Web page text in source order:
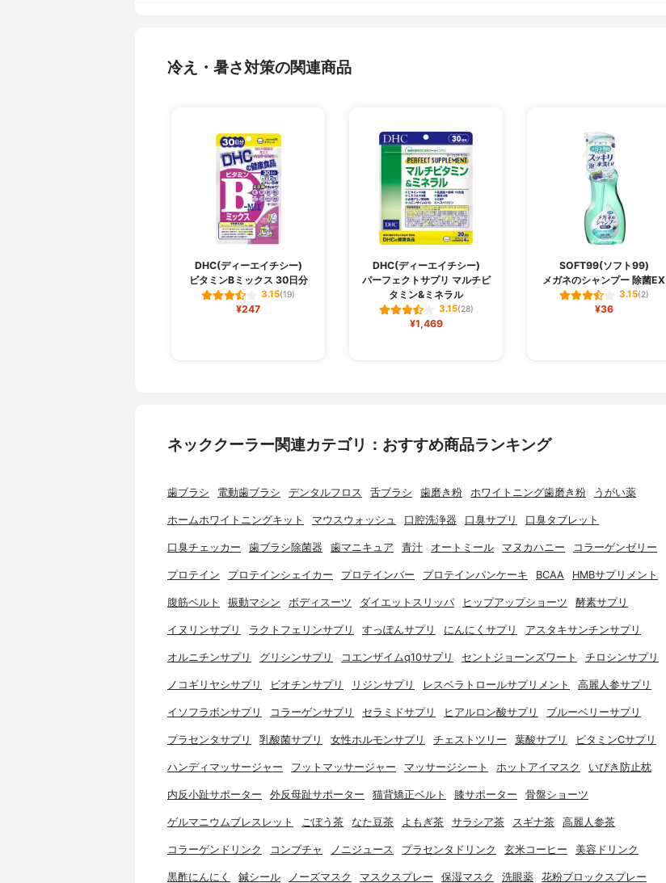
冷え・暑さ対策の関連商品
DHC(ディーエイチシー)
ビタミンBミックス 30日分
3.15(19)
¥247
DHC(ディーエイチシー)
パーフェクトサプリ マルチビ
タミン&ミネラル
3.15(28)
¥1,469
SOFT99(ソフト99)
メガネのシャンプー 除菌EX
3.15(2)
¥36
ネッククーラー関連カテゴリ：おすすめ商品ランキング
歯ブラシ 電動歯ブラシ デンタルフロス 舌ブラシ 歯磨き粉 ホワイトニング歯磨き粉 うがい薬
ホームホワイトニングキット マウスウォッシュ 口腔洗浄器 口臭サプリ 口臭タブレット
口臭チェッカー 歯ブラシ除菌器 歯マニキュア 青汁 オートミール マヌカハニー コラーゲンゼリー
プロテイン プロテインシェイカー プロテインバー プロテインパンケーキ BCAA HMBサプリメント
腹筋ベルト 振動マシン ボディスーツ ダイエットスリッパ ヒップアップショーツ 酵素サプリ
イヌリンサプリ ラクトフェリンサプリ すっぽんサプリ にんにくサプリ アスタキサンチンサプリ
オルニチンサプリ グリシンサプリ コエンザイムq10サプリ セントジョーンズワート チロシンサプリ
ノコギリヤシサプリ ビオチンサプリ リジンサプリ レスベラトロールサプリメント 高麗人参サプリ
イソフラボンサプリ コラーゲンサプリ セラミドサプリ ヒアルロン酸サプリ ブルーベリーサプリ
プラセンタサプリ 乳酸菌サプリ 女性ホルモンサプリ チェストツリー 葉酸サプリ ビタミンCサプリ
ハンディマッサージャー フットマッサージャー マッサージシート ホットアイマスク いびき防止枕
内反小趾サポーター 外反母趾サポーター 猫背矯正ベルト 膝サポーター 骨盤ショーツ
ゲルマニウムブレスレット ごぼう茶 なた豆茶 よもぎ茶 サラシア茶 スギナ茶 高麗人参茶
コラーゲンドリンク コンブチャ ノニジュース プラセンタドリンク 玄米コーヒー 美容ドリンク
黒酢にんにく 鍼シール ノーズマスク マスクスプレー 保湿マスク 洗眼薬 花粉ブロックスプレー